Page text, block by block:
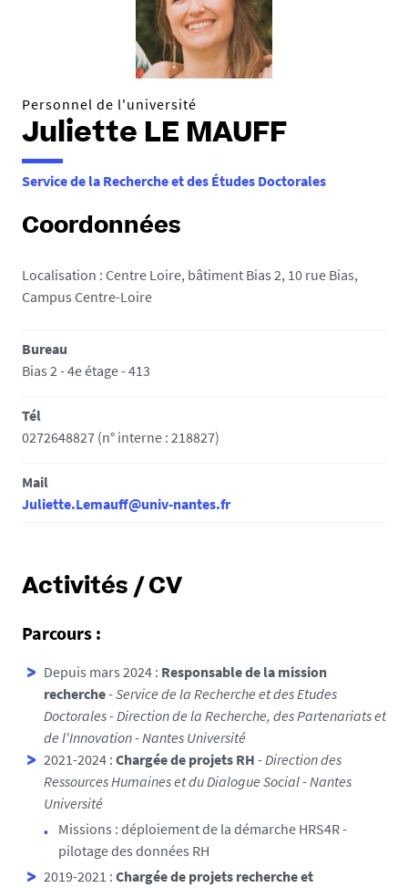
i
:
Personnel de l'université
Juliette LE MAUFF
Service de la Recherche et des Études Doctorales
Coordonnées
Localisation : Centre Loire, bâtiment Bias 2, 10 rue Bias,
Campus Centre-Loire
Bureau
Bias 2 - 4e étage - 413
Tél
0272648827 (n° interne : 218827)
Mail
Juliette.Lemauff@univ-nantes.fr
Activités / CV
Parcours :
Depuis mars 2024 : Responsable de la mission
recherche-Service de la Recherche et des Etudes
Doctorales - Direction de la Recherche, des Partenariats et
de l'Innovation - Nantes Université
2021-2024 : Chargée de projets RH -Direction des
Ressources Humaines et du Dialogue Social - Nantes
Université
Missions : déploiement de la démarche HRS4R -
pilotage des données RH
2019-2021 : Chargée de projets recherche et